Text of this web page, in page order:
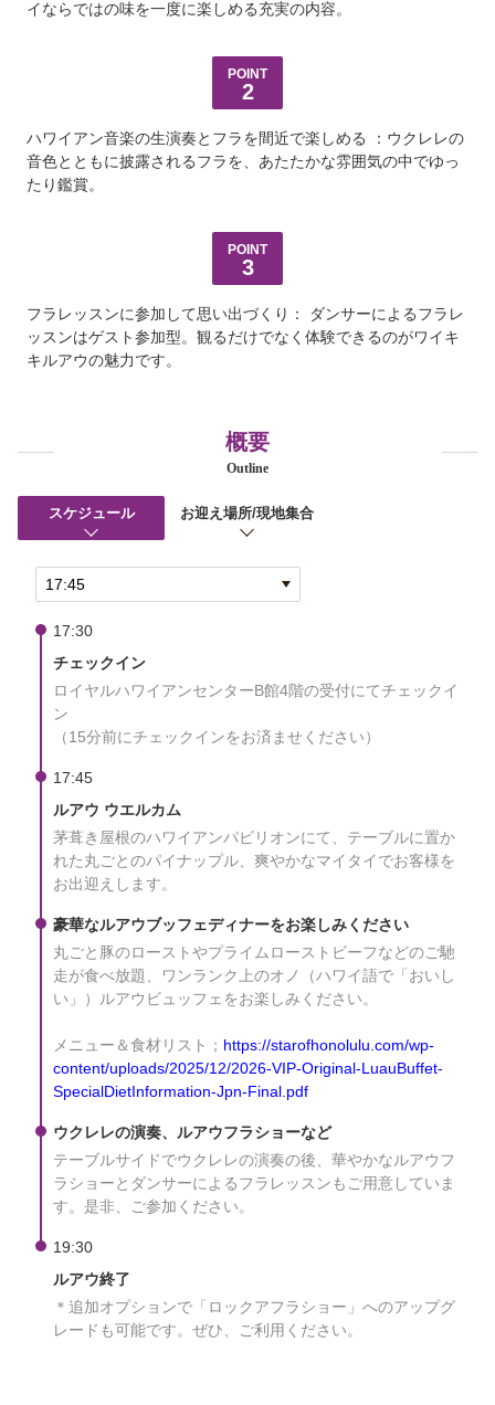
イならではの味を一度に楽しめる充実の内容。
POINT
2
ハワイアン音楽の生演奏とフラを間近で楽しめる ：ウクレレの
音色とともに披露されるフラを、あたたかな雰囲気の中でゆっ
たり鑑賞。
POINT
3
フラレッスンに参加して思い出づくり： ダンサーによるフラレ
ッスンはゲスト参加型。観るだけでなく体験できるのがワイキ
キルアウの魅力です。
概要
Outline
スケジュール お迎え場所/現地集合
17:30
チェックイン
ロイヤルハワイアンセンターB館4階の受付にてチェックイ
ン
（15分前にチェックインをお済ませください）
17:45
ルアウ ウエルカム
茅葺き屋根のハワイアンパビリオンにて、テーブルに置か
れた丸ごとのパイナップル、爽やかなマイタイでお客様を
お出迎えします。
豪華なルアウブッフェディナーをお楽しみください
丸ごと豚のローストやプライムローストビーフなどのご馳
走が食べ放題、ワンランク上のオノ（ハワイ語で「おいし
い」）ルアウビュッフェをお楽しみください。
メニュー＆食材リスト； https://starofhonolulu.com/wp-
content/uploads/2025/12/2026-VIP-Original-LuauBuffet-
SpecialDietInformation-Jpn-Final.pdf
ウクレレの演奏、ルアウフラショーなど
テーブルサイドでウクレレの演奏の後、華やかなルアウフ
ラショーとダンサーによるフラレッスンもご用意していま
す。是非、ご参加ください。
19:30
ルアウ終了
＊追加オプションで「ロックアフラショー」へのアップグ
レードも可能です。ぜひ、ご利用ください。